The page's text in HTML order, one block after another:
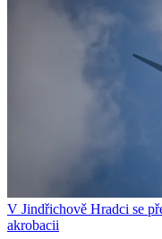
V Jindřichově Hradci se
akrobacii